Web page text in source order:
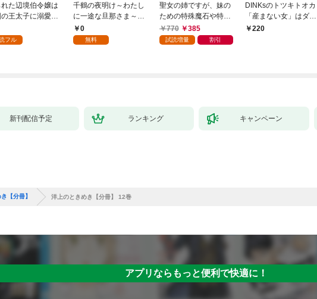
た辺境伯令嬢は
王太子に溺愛さ
フル
千鶴の夜明け～わたし
に一途な旦那さま～
【分冊版】 1話「北条
家の生贄（１）」
0
無料
聖女の姉ですが、妹の
ための特殊魔石や特殊
薬草の採取をやめた
ら、隣国の魔術師様の
770 385
試読増量 割引
DINKsのトツキトオカ
「産まない女」はダメ
ですか？（分冊版）
220
新刊配信予定 ランキング キャンペーン
【分冊】 洋上のときめき【分冊】 12巻
アプリならもっと便利で快適に！